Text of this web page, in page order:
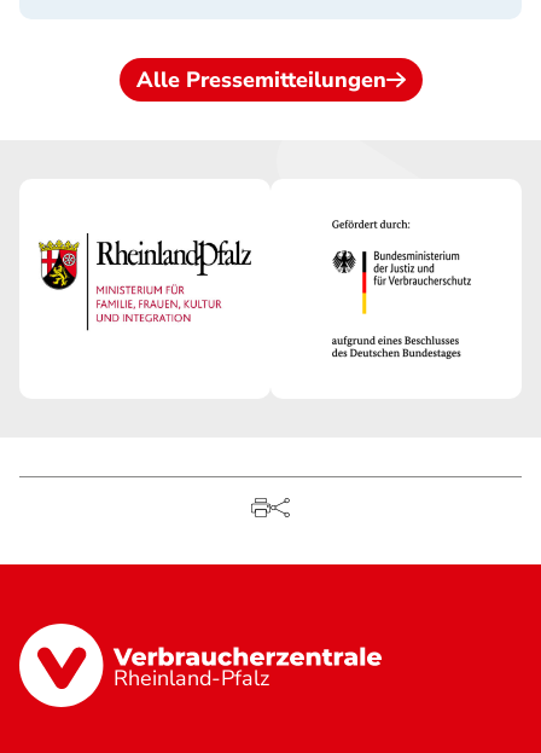
Alle Pressemitteilungen
Rheinland-Pfalz